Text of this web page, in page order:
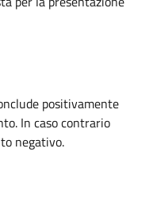
positivamente
In caso contrario
negativo.